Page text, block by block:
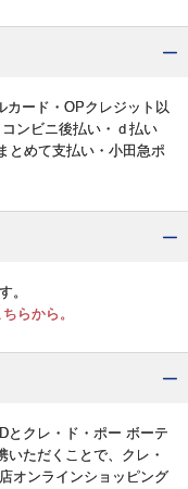
カード・OPクレジット以
ンビニ後払い・ｄ払い
とめて支払い・小田急ポ
。
らから。
とクレ・ド・ポー ボーテ
ただくことで、クレ・
オンラインショッピング